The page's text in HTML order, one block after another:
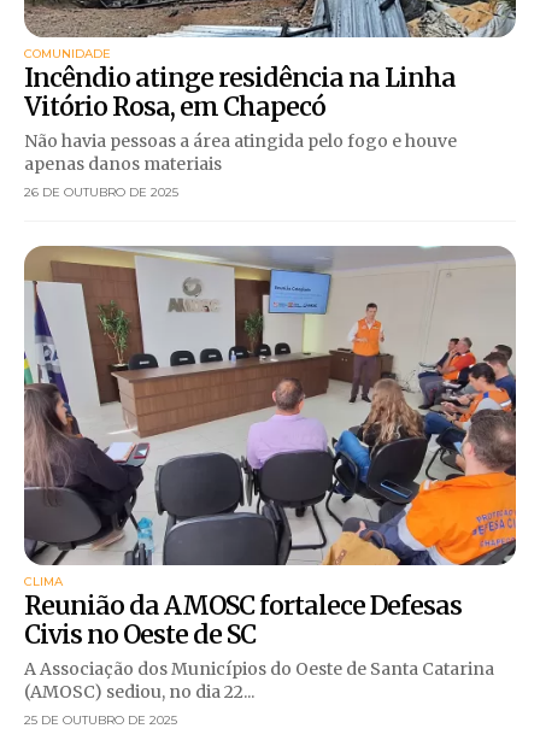
COMUNIDADE
Incêndio atinge residência na Linha
Vitório Rosa, em Chapecó
Não havia pessoas a área atingida pelo fogo e houve
apenas danos materiais
26 DE OUTUBRO DE 2025
CLIMA
Reunião da AMOSC fortalece Defesas
Civis no Oeste de SC
A Associação dos Municípios do Oeste de Santa Catarina
(AMOSC) sediou, no dia 22...
25 DE OUTUBRO DE 2025